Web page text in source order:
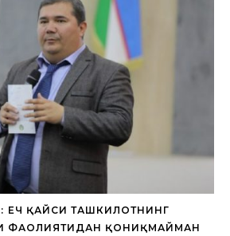
ҚАЙСИ ТАШКИЛОТНИНГ
ФАОЛИЯТИДАН ҚОНИҚМАЙМАН